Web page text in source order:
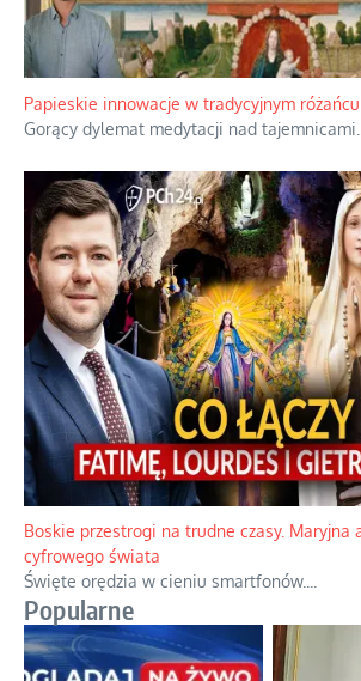
Kamienie i siekiery przeciw czołgom
Gorzka analityka decyzji warszawskich
Papieskie innowacje w tradycyjnym różańcu
Gorący dylemat medytacji nad tajemnicami.